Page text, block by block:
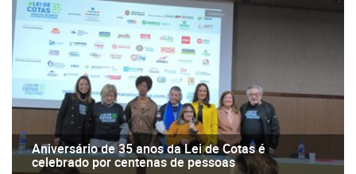
Aniversário de 35 anos da Lei de Cotas é
celebrado por centenas de pessoas